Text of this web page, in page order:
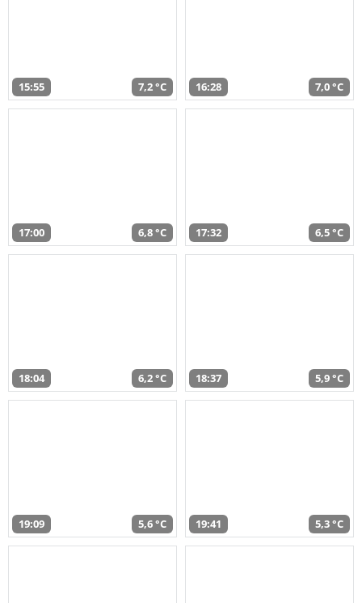
15:55 7,2 °C 16:28 7,0 °C
17:00 6,8 °C 17:32 6,5 °C
18:04 6,2 °C 18:37 5,9 °C
19:09 5,6 °C 19:41 5,3 °C